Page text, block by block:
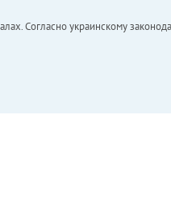
Согласно украинскому